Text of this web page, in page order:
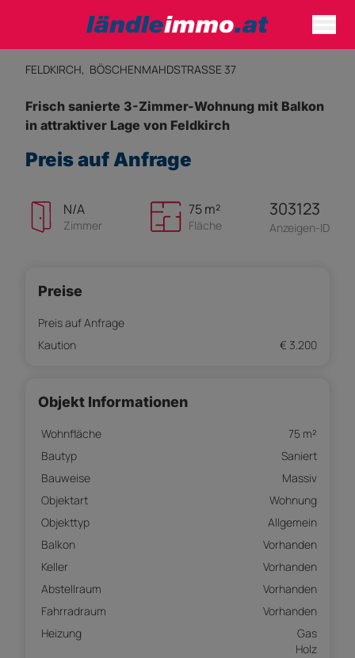
FELDKIRCH, BÖSCHENMAHDSTRASSE 37
Frisch sanierte 3-Zimmer-Wohnung mit Balkon
in attraktiver Lage von Feldkirch
Preis auf Anfrage
N/A
Zimmer
75 m²
Fläche
303123
Anzeigen-ID
Preise
Preis auf Anfrage
Kaution
€ 3.200
Objekt Informationen
Wohnfläche
75 m²
Bautyp
Saniert
Bauweise
Massiv
Objektart
Wohnung
Objekttyp
Allgemein
Balkon
Vorhanden
Keller
Vorhanden
Abstellraum
Vorhanden
Fahrradraum
Vorhanden
Heizung
Gas
Holz